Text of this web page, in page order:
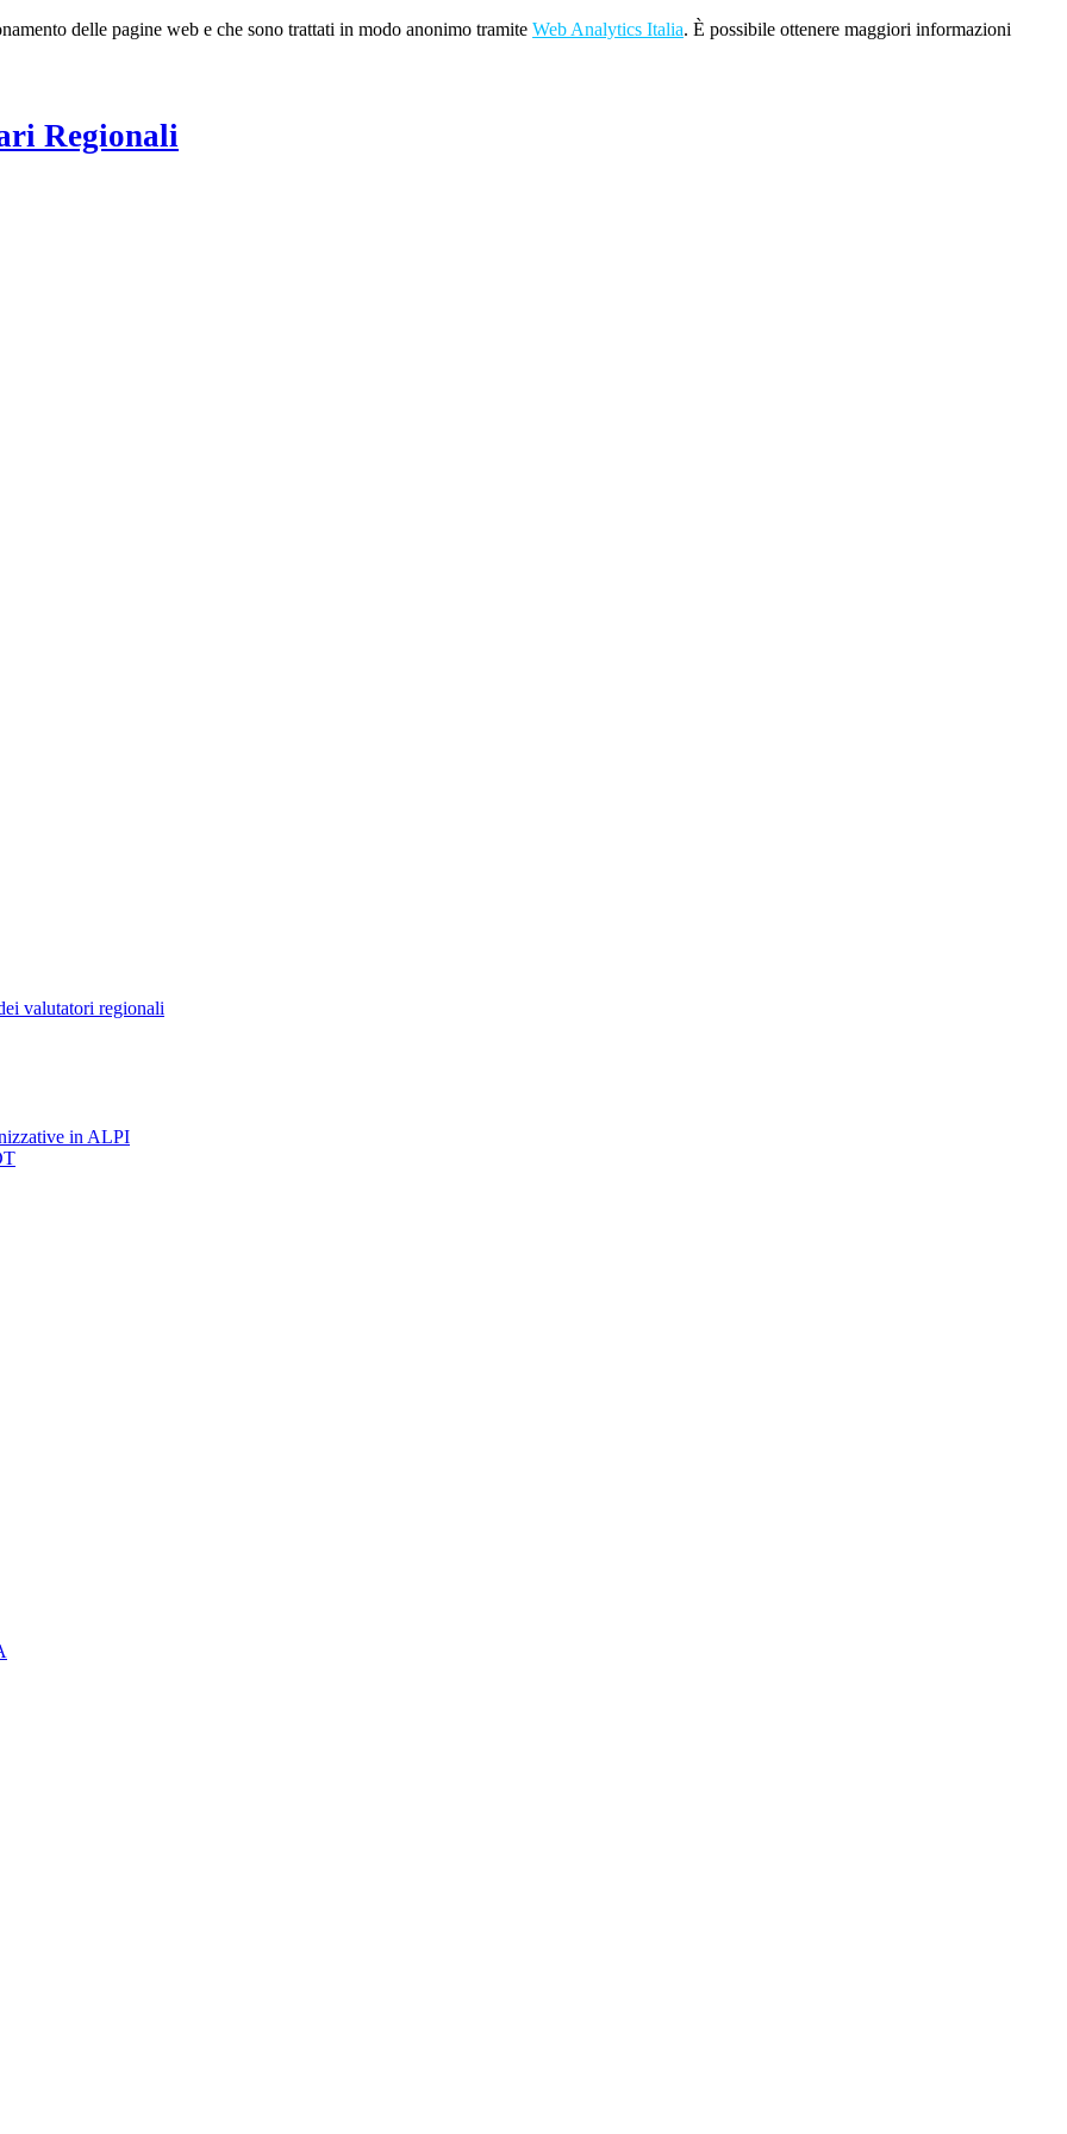
delle pagine web e che sono trattati in modo anonimo tramite Web Analytics Italia. È possibile ottenere maggiori informazioni
Regionali
valutatori regionali
in ALPI